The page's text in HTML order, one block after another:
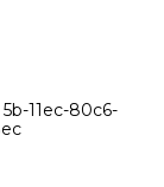
11ec-80c6-